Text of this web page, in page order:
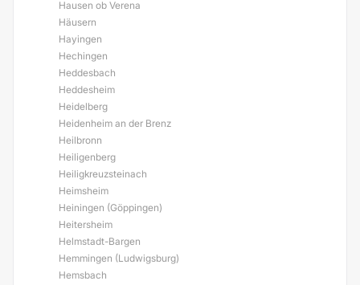
Hausen ob Verena
Häusern
Hayingen
Hechingen
Heddesbach
Heddesheim
Heidelberg
Heidenheim an der Brenz
Heilbronn
Heiligenberg
Heiligkreuzsteinach
Heimsheim
Heiningen (Göppingen)
Heitersheim
Helmstadt-Bargen
Hemmingen (Ludwigsburg)
Hemsbach